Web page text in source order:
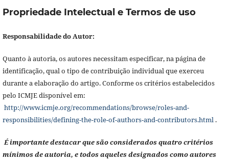
Propriedade Intelectual e Termos de uso
Responsabilidade do Autor:
Quanto à autoria, os autores necessitam especificar, na página de
identificação, qual o tipo de contribuição individual que exerceu
durante a elaboração do artigo. Conforme os critérios estabelecidos
pelo ICMJE disponível em:
http://www.icmje.org/recommendations/browse/roles-and-
responsibilities/defining-the-role-of-authors-and-contributors.html.
É importante destacar que são considerados quatro critérios
mínimos de autoria, e todos aqueles designados como autores